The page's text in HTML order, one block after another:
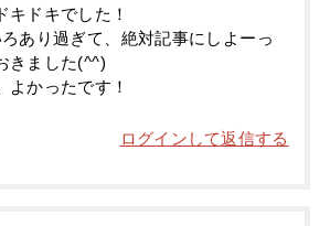
キドキでした！
あり過ぎて、絶対記事にしよーっ
きました(^^)
よかったです！
ログインして返信する